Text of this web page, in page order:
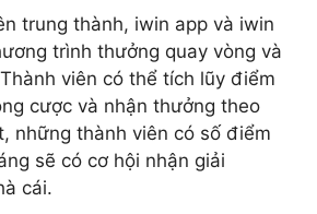
trung thành, iwin app và iwin
trình thưởng quay vòng và
viên có thể tích lũy điểm
cược và nhận thưởng theo
những thành viên có số điểm
sẽ có cơ hội nhận giải
cái.